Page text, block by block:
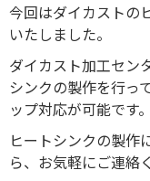
今回はダイカストの
いたしました。
ダイカスト加工セン
シンクの製作を行っ
ップ対応が可能です。
ヒートシンクの製作
ら、お気軽にご連絡